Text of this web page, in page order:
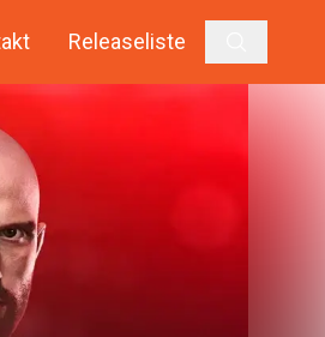
Releaseliste